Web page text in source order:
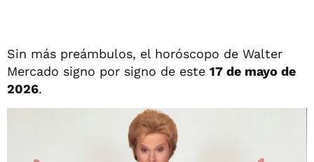
Sin más preámbulos, el horóscopo de Walter
Mercado signo por signo de este 17 de mayo de
2026.